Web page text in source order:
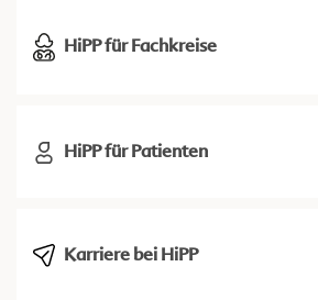
HiPP für Fachkreise
HiPP für Patienten
Karriere bei HiPP